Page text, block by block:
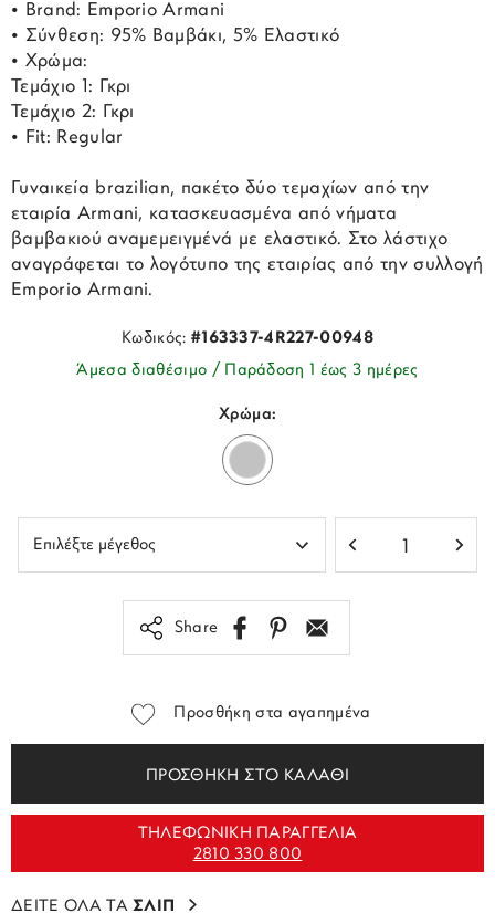
• Brand: Emporio Armani
• Σύνθεση: 95% Βαμβάκι, 5% Ελαστικό
• Χρώμα:
Τεμάχιο 1: Γκρι
Τεμάχιο 2: Γκρι
• Fit: Regular
Γυναικεία brazilian, πακέτο δύο τεμαχίων από την
εταιρία Armani, κατασκευασμένα από νήματα
βαμβακιού αναμεμειγμένά με ελαστικό. Στο λάστιχο
αναγράφεται το λογότυπο της εταιρίας από την συλλογή
Emporio Armani.
Κωδικός: #163337-4R227-00948
Άμεσα διαθέσιμο / Παράδοση 1 έως 3 ημέρες
Χρώμα:
Share
Προσθήκη στα αγαπημένα
ΠΡΟΣΘΗΚΗ ΣΤΟ ΚΑΛΑΘΙ
ΤΗΛΕΦΩΝΙΚΗ ΠΑΡΑΓΓΕΛΙΑ
2810 330 800
ΔΕΙΤΕ ΟΛΑ ΤΑΣΛΙΠ